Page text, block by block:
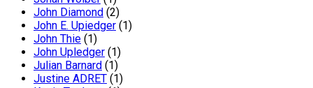
John Diamond (2)
John E. Upiedger (1)
John Thie (1)
John Upledger (1)
Julian Barnard (1)
Justine ADRET (1)